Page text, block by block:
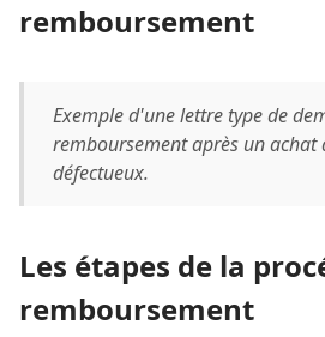
remboursement
Exemple d'une lettre type de
remboursement après un achat
défectueux.
Les étapes de la
remboursement